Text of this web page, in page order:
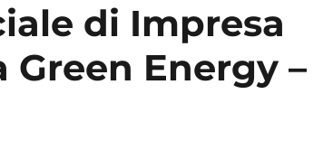
di Impresa
Green Energy –